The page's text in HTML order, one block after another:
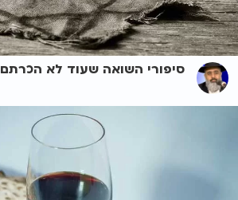
סיפורי השואה שעוד לא הכרתם